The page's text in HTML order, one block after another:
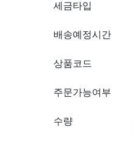
세금타입
배송예정시간
상품코드
주문가능여부
수량